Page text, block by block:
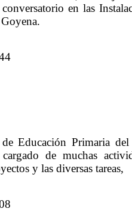
en las
Educación Primaria
de muchas
y las diversas tareas,